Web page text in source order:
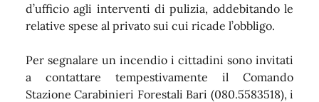
d’ufficio agli interventi di pulizia, addebitando le
relative spese al privato sui cui ricade l’obbligo.
Per segnalare un incendio i cittadini sono invitati
a contattare tempestivamente il Comando
Stazione Carabinieri Forestali Bari (080.5583518), i